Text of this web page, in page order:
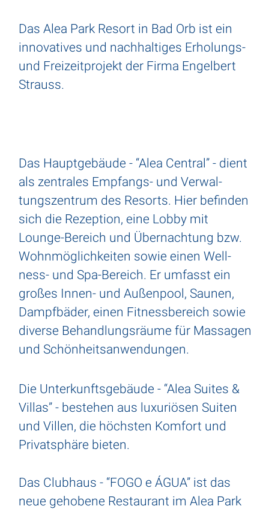
Das Alea Park Resort in Bad Orb ist ein
inno­va­tives und nach­hal­tiges Erho­lungs-
und Frei­zeit­pro­jekt der Firma Engel­bert
Strauss.
Das Haupt­ge­bäude - “Alea Central” - dient
als zentrales Empfangs- und Verwal­
tungs­zen­trum des Resorts. Hier befinden
sich die Rezep­tion, eine Lobby mit
Lounge-Bereich und Über­nach­tung bzw.
Wohn­mög­lich­keiten sowie einen Well­
ness- und Spa-Bereich. Er umfasst ein
großes Innen- und Außen­pool, Saunen,
Dampf­bäder, einen Fitness­be­reich sowie
diverse Behand­lungs­räume für Massagen
und Schön­heits­an­wen­dungen.
Die Unter­kunfts­ge­bäude - “Alea Suites &
Villas” - bestehen aus luxu­riösen Suiten
und Villen, die höchsten Komfort und
Privat­sphäre bieten.
Das Club­haus - “FOGO e ÁGUA” ist das
neue geho­bene Restau­rant im Alea Park